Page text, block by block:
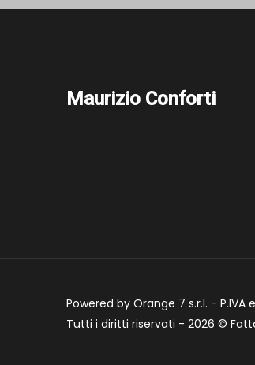
Maurizio Conforti
Powered by Orange 7 s.r.l. -
Tutti i diritti riservati - 2026 ©